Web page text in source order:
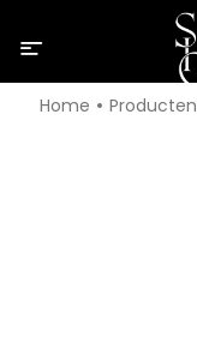
Home Producten